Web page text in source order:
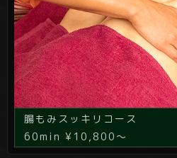
腸もみスッキリコース
60min ¥10,800～